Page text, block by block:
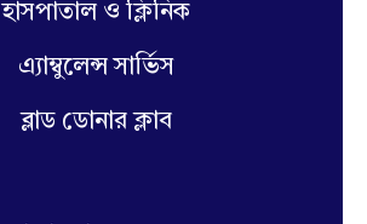
হাসপাতাল ও ক্লিনিক
এ্যাম্বুলেন্স সার্ভিস
ব্লাড ডোনার ক্লাব